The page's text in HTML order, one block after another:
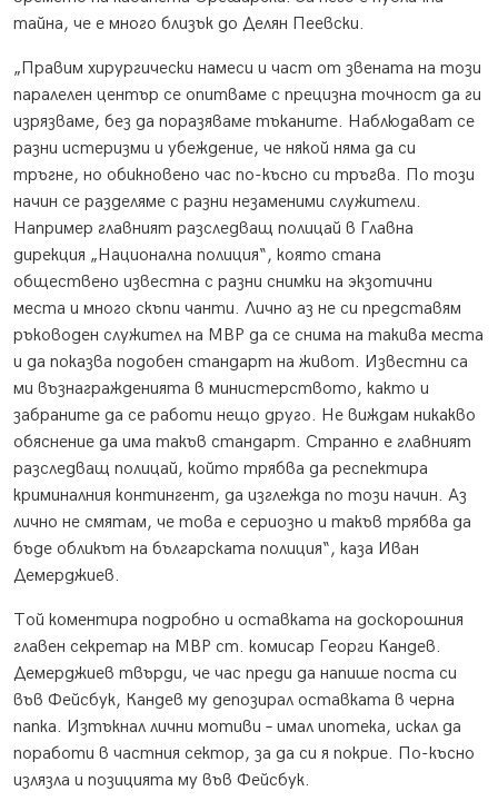
тайна, че е много близък до Делян Пеевски.
„Правим хирургически намеси и част от звената на този
паралелен център се опитваме с прецизна точност да ги
изрязваме, без да поразяваме тъканите. Наблюдават се
разни истеризми и убеждение, че някой няма да си
тръгне, но обикновено час по-късно си тръгва. По този
начин се разделяме с разни незаменими служители.
Например главният разследващ полицай в Главна
дирекция „Национална полиция“, която стана
обществено известна с разни снимки на экзотични
места и много скъпи чанти. Лично аз не си представям
ръководен служител на МВР да се снима на такива места
и да показва подобен стандарт на живот. Известни са
ми възнагражденията в министерството, както и
забраните да се работи нещо друго. Не виждам никакво
обяснение да има такъв стандарт. Странно е главният
разследващ полицай, който трябва да респектира
криминалния контингент, да изглежда по този начин. Аз
лично не смятам, че това е сериозно и такъв трябва да
бъде обликът на българската полиция“, каза Иван
Демерджиев.
Той коментира подробно и оставката на доскорошния
главен секретар на МВР ст. комисар Георги Кандев.
Демерджиев твърди, че час преди да напише поста си
във Фейсбук, Кандев му депозирал оставката в черна
папка. Изтъкнал лични мотиви – имал ипотека, искал да
поработи в частния сектор, за да си я покрие. По-късно
излязла и позицията му във Фейсбук.